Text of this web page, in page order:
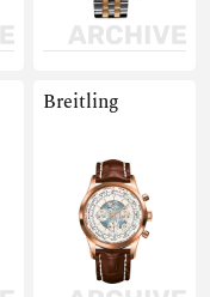
Breitling